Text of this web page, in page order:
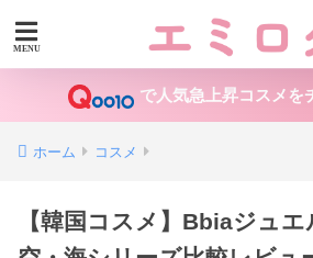
で人気急上昇コスメを
ホーム コスメ
【韓国コスメ】Bbiaジュ